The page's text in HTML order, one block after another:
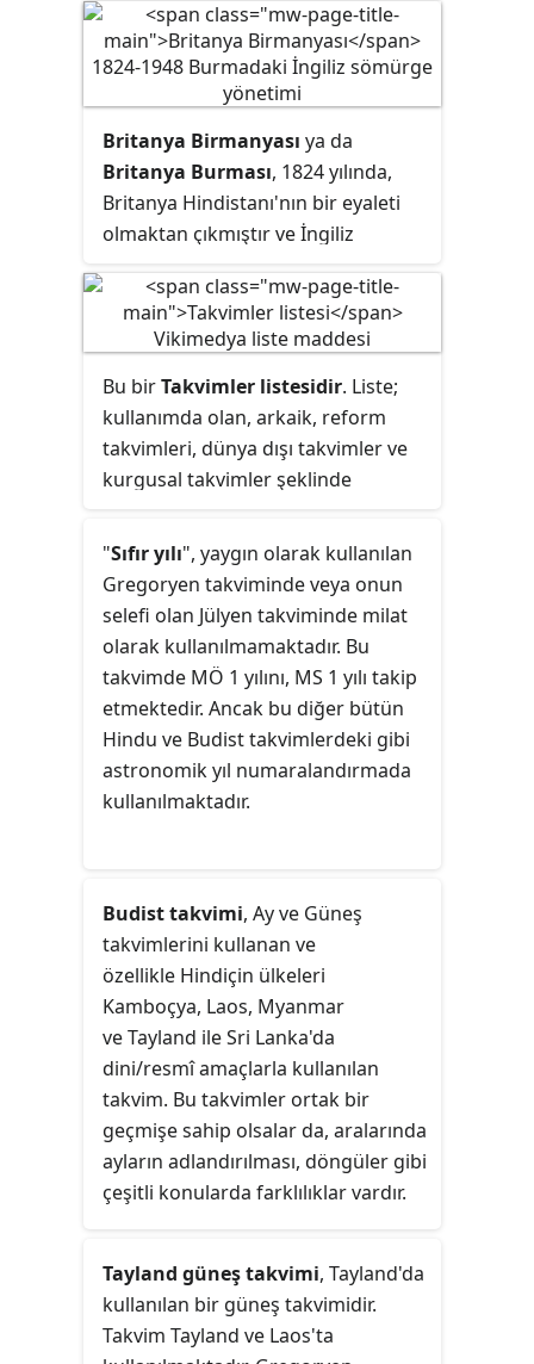
Britanya Birmanyası ya da
Britanya Burması, 1824 yılında,
Britanya Hindistanı'nın bir eyaleti
olmaktan çıkmıştır ve İngiliz
Hindistanı'na değil, direkt olarak
Birleşik Krallık'a bağlanmıştır ve
Birleşik Krallık'ın bir eyaleti haline
gelmiştir. 1942'de devrilmiştir ve
Birmanya yarı-bağımsız bir eyalet
haline gelmiştir. Ancak 3 yıl sonra,
1945'te tekrar Birleşik Krallık'a
1948'de Myanmar Birliği
kurulmuştur ve Birmanya
bağımsızlığa kavuşmuştur.
Bu birTakvimler listesidir. Liste;
kullanımda olan, arkaik, reform
takvimleri, dünya dışı takvimler ve
kurgusal takvimler şeklinde
"Sıfır yılı", yaygın olarak kullanılan
Gregoryen takviminde veya onun
selefi olan Jülyen takviminde milat
olarak kullanılmamaktadır. Bu
takvimde MÖ 1 yılını, MS 1 yılı takip
etmektedir. Ancak bu diğer bütün
Hindu ve Budist takvimlerdeki gibi
astronomik yıl numaralandırmada
kullanılmaktadır.
Budist takvimi, Ay ve Güneş
takvimlerini kullanan ve
özellikle Hindiçin ülkeleri
Kamboçya, Laos, Myanmar
ve Tayland ile Sri Lanka'da
dini/resmî amaçlarla kullanılan
takvim. Bu takvimler ortak bir
geçmişe sahip olsalar da, aralarında
ayların adlandırılması, döngüler gibi
çeşitli konularda farklılıklar vardır.
Tayland güneş takvimi, Tayland'da
kullanılan bir güneş takvimidir.
Takvim Tayland ve Laos'ta